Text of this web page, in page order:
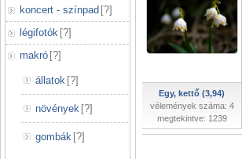
koncert - színpad [?]
légifotók [?]
makró [?]
állatok [?]
növények [?]
gombák [?]
Egy, kettő (3,94)
vélemények száma: 4
megtekintve: 1239